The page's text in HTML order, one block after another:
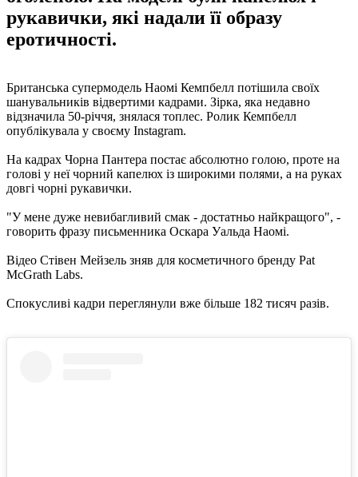
рукавички, які надали її образу
еротичності.
Британська супермодель Наомі Кемпбелл потішила своїх
шанувальників відвертими кадрами. Зірка, яка недавно
відзначила 50-річчя, знялася топлес. Ролик Кемпбелл
опублікувала у своєму Instagram.
На кадрах Чорна Пантера постає абсолютно голою, проте на
голові у неї чорний капелюх із широкими полями, а на руках
довгі чорні рукавички.
"У мене дуже невибагливий смак - достатньо найкращого", -
говорить фразу письменника Оскара Уальда Наомі.
Відео Стівен Мейзель зняв для косметичного бренду Pat
McGrath Labs.
Спокусливі кадри переглянули вже більше 182 тисяч разів.